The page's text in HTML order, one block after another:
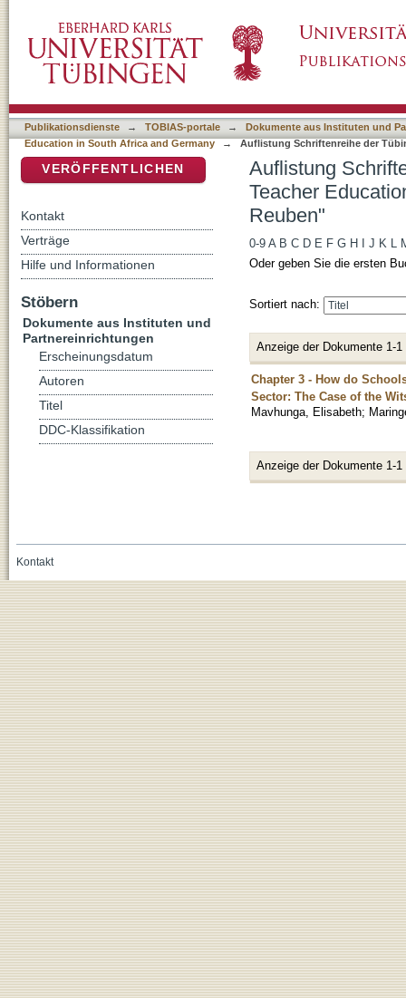
Africa and Germany nach Autor "Dlamini,
Publikationsdienste → TOBIAS-portale →
Dokumente aus Instituten und
Education in South Africa and Germany
→ Auflistung Schriftenreihe der
Auflistung
Teacher
Reuben"
0-9 A B C D E F G H J K L
Oder geben Sie die ersten
Sortiert nach:
Anzeige der Dokumente 1-1
Chapter 3 - How do
Sector: The Case of the
Mavhunga, Elisabeth;
Anzeige der Dokumente 1-1
VERÖFFENTLICHEN
Kontakt
Verträge
Hilfe und Informationen
Stöbern
Dokumente aus Instituten und
Partnereinrichtungen
Erscheinungsdatum
Autoren
Titel
DDC-Klassifikation
Kontakt